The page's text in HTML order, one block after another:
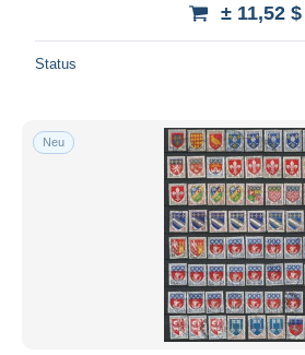
± 11,52 $
Status
Neu